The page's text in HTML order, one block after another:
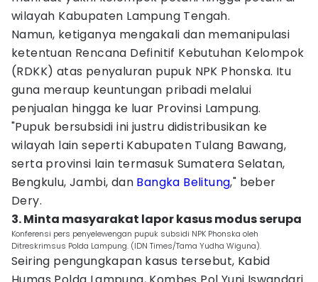
wilayah Kabupaten Lampung Tengah.
Namun, ketiganya mengakali dan memanipulasi
ketentuan Rencana Definitif Kebutuhan Kelompok
(RDKK) atas penyaluran pupuk NPK Phonska. Itu
guna meraup keuntungan pribadi melalui
penjualan hingga ke luar Provinsi Lampung.
"Pupuk bersubsidi ini justru didistribusikan ke
wilayah lain seperti Kabupaten Tulang Bawang,
serta provinsi lain termasuk Sumatera Selatan,
Bengkulu, Jambi, dan Bangka Belitung," beber
Dery.
3. Minta masyarakat lapor kasus modus serupa
Konferensi pers penyelewengan pupuk subsidi NPK Phonska oleh
Ditreskrimsus Polda Lampung. (IDN Times/Tama Yudha Wiguna).
Seiring pengungkapan kasus tersebut, Kabid